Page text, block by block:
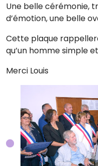
Une belle cérémonie,
d’émotion, une belle
Cette plaque
qu’un homme simple
Merci Louis